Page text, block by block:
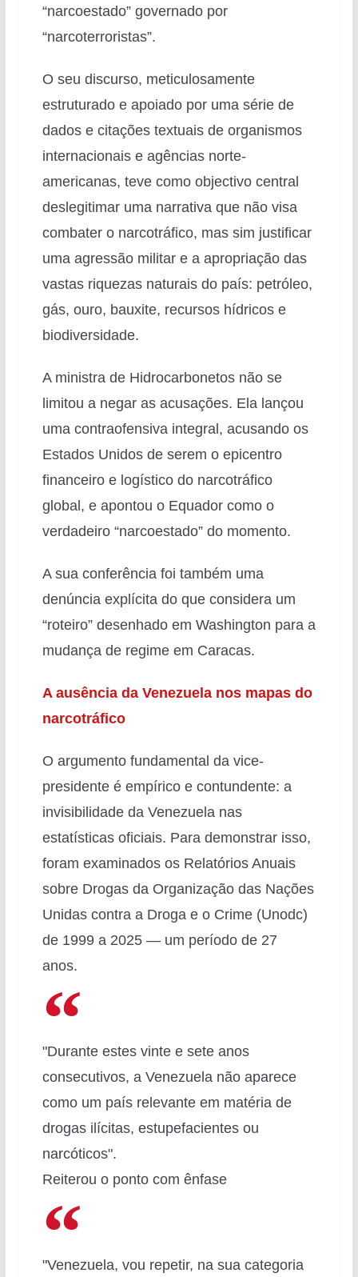
“narcoestado” governado por
“narcoterroristas”.
O seu discurso, meticulosamente
estruturado e apoiado por uma série de
dados e citações textuais de organismos
internacionais e agências norte-
americanas, teve como objectivo central
deslegitimar uma narrativa que não visa
combater o narcotráfico, mas sim justificar
uma agressão militar e a apropriação das
vastas riquezas naturais do país: petróleo,
gás, ouro, bauxite, recursos hídricos e
biodiversidade.
A ministra de Hidrocarbonetos não se
limitou a negar as acusações. Ela lançou
uma contraofensiva integral, acusando os
Estados Unidos de serem o epicentro
financeiro e logístico do narcotráfico
global, e apontou o Equador como o
verdadeiro “narcoestado” do momento.
A sua conferência foi também uma
denúncia explícita do que considera um
“roteiro” desenhado em Washington para a
mudança de regime em Caracas.
A ausência da Venezuela nos mapas do
narcotráfico
O argumento fundamental da vice-
presidente é empírico e contundente: a
invisibilidade da Venezuela nas
estatísticas oficiais. Para demonstrar isso,
foram examinados os Relatórios Anuais
sobre Drogas da Organização das Nações
Unidas contra a Droga e o Crime (Unodc)
de 1999 a 2025 — um período de 27
anos.
"Durante estes vinte e sete anos
consecutivos, a Venezuela não aparece
como um país relevante em matéria de
drogas ilícitas, estupefacientes ou
narcóticos".
Reiterou o ponto com ênfase
"Venezuela, vou repetir, na sua categoria